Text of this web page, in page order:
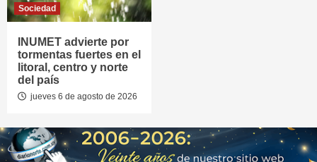
Sociedad
INUMET advierte por
tormentas fuertes en el
litoral, centro y norte
del país
jueves 6 de agosto de 2026